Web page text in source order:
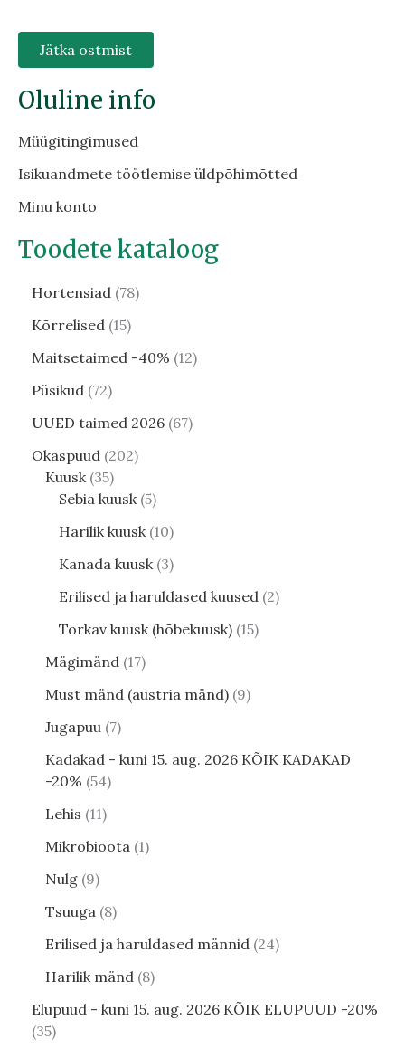
Jätka ostmist
Oluline info
Müügitingimused
Isikuandmete töötlemise üldpõhimõtted
Minu konto
Toodete kataloog
Hortensiad 78
Kõrrelised 15
Maitsetaimed -40% 12
Püsikud 72
UUED taimed 2026 67
Okaspuud 202
Kuusk 35
Sebia kuusk 5
Harilik kuusk 10
Kanada kuusk 3
Erilised ja haruldased kuused 2
Torkav kuusk (hõbekuusk) 15
Mägimänd 17
Must mänd (austria mänd) 9
Jugapuu 7
Kadakad - kuni 15. aug. 2026 KÕIK KADAKAD
-20% 54
Lehis 11
Mikrobioota 1
Nulg 9
Tsuuga 8
Erilised ja haruldased männid 24
Harilik mänd 8
Elupuud - kuni 15. aug. 2026 KÕIK ELUPUUD -20%
35